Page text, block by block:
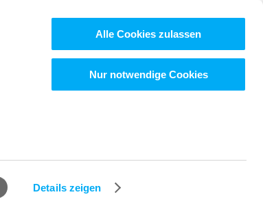
Details zeigen
Alle Cookies zulassen
Nur notwendige Cookies